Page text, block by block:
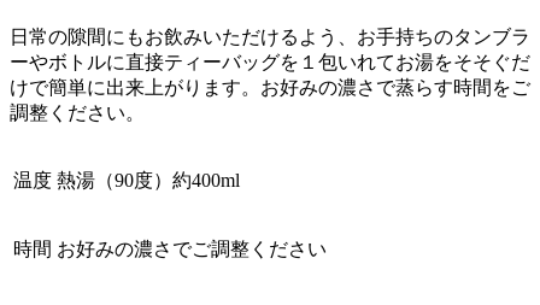
日常の隙間にもお飲みいただけるよう、お手持ちのタンブラ
ーやボトルに直接ティーバッグを１包いれてお湯をそそぐだ
けで簡単に出来上がります。お好みの濃さで蒸らす時間をご
調整ください。
温度 熱湯（90度）約400ml
時間 お好みの濃さでご調整ください